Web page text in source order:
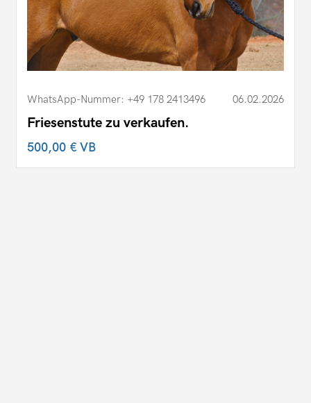
WhatsApp-Nummer: +49 178 2413496 06.02.2026
Friesenstute zu verkaufen.
500,00 €VB